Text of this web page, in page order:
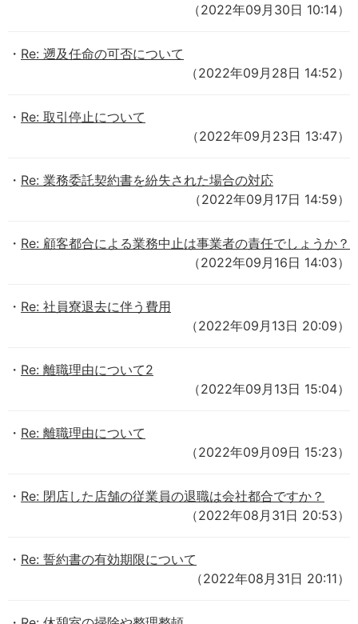
（2022年09月30日 10:14）
Re: 遡及任命の可否について
（2022年09月28日 14:52）
Re: 取引停止について
（2022年09月23日 13:47）
Re: 業務委託契約書を紛失された場合の対応
（2022年09月17日 14:59）
Re: 顧客都合による業務中止は事業者の責任でしょうか？
（2022年09月16日 14:03）
Re: 社員寮退去に伴う費用
（2022年09月13日 20:09）
Re: 離職理由について2
（2022年09月13日 15:04）
Re: 離職理由について
（2022年09月09日 15:23）
Re: 閉店した店舗の従業員の退職は会社都合ですか？
（2022年08月31日 20:53）
Re: 誓約書の有効期限について
（2022年08月31日 20:11）